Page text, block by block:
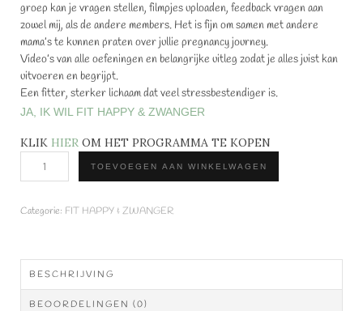
groep kan je vragen stellen, filmpjes uploaden, feedback vragen aan
zowel mij, als de andere members. Het is fijn om samen met andere
mama’s te kunnen praten over jullie pregnancy journey.
Video’s van alle oefeningen en belangrijke uitleg zodat je alles juist kan
uitvoeren en begrijpt.
Een fitter, sterker lichaam dat veel stressbestendiger is.
JA, IK WIL FIT HAPPY & ZWANGER
KLIK HIER OM HET PROGRAMMA TE KOPEN
zwanger
TOEVOEGEN AAN WINKELWAGEN
Categorie: FIT HAPPY & ZWANGER
BESCHRIJVING
BEOORDELINGEN (0)